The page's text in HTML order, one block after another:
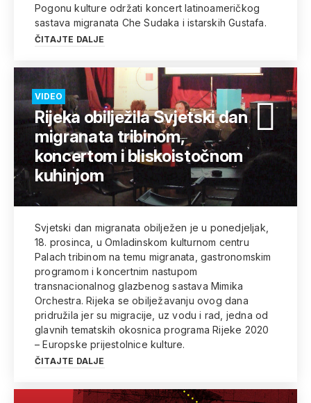
Pogonu kulture održati koncert latinoameričkog
sastava migranata Che Sudaka i istarskih Gustafa.
ČITAJTE DALJE
VIDEO
Rijeka obilježila Svjetski dan
migranata tribinom,
koncertom i bliskoistočnom
kuhinjom
Svjetski dan migranata obilježen je u ponedjeljak,
18. prosinca, u Omladinskom kulturnom centru
Palach tribinom na temu migranata, gastronomskim
programom i koncertnim nastupom
transnacionalnog glazbenog sastava Mimika
Orchestra. Rijeka se obilježavanju ovog dana
pridružila jer su migracije, uz vodu i rad, jedna od
glavnih tematskih okosnica programa Rijeke 2020
– Europske prijestolnice kulture.
ČITAJTE DALJE